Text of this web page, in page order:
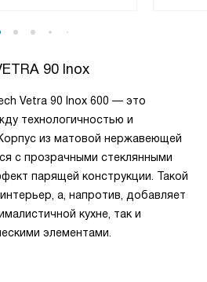
90 Inox
Vetra 90 Inox 600 — это
технологичностью и
из матовой нержавеющей
с прозрачными стеклянными
парящей конструкции. Такой
а, напротив, добавляет
кухне, так и
элементами.